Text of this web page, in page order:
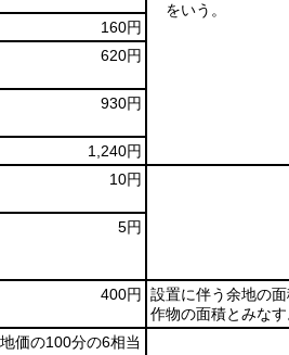
をいう。
160円
620円
930円
1,240円
10円
5円
400円
設置に伴う余地の
作物の面積とみなす
価の100分の6相当